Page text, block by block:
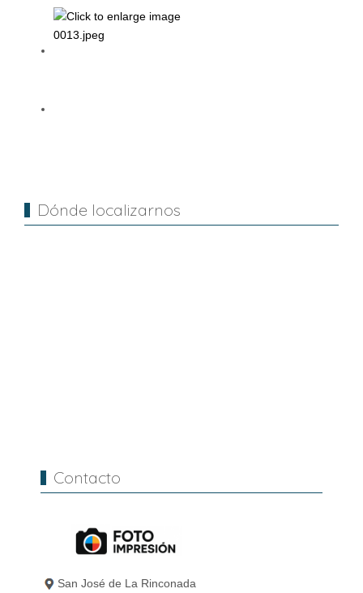
Dónde localizarnos
Contacto
San José de La Rinconada